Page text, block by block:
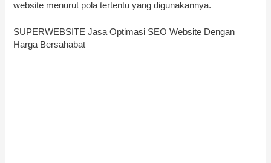
website menurut pola tertentu yang digunakannya.
SUPERWEBSITE Jasa Optimasi SEO Website Dengan
Harga Bersahabat